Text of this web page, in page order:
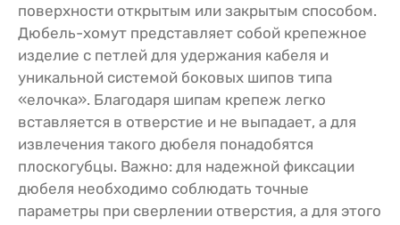
поверхности открытым или закрытым способом.
Дюбель-хомут представляет собой крепежное
изделие с петлей для удержания кабеля и
уникальной системой боковых шипов типа
«елочка». Благодаря шипам крепеж легко
вставляется в отверстие и не выпадает, а для
извлечения такого дюбеля понадобятся
плоскогубцы. Важно: для надежной фиксации
дюбеля необходимо соблюдать точные
параметры при сверлении отверстия, а для этого